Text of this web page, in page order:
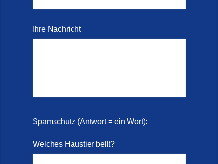
Ihre Nachricht
Spamschutz (Antwort = ein Wort):
Welches Haustier bellt?